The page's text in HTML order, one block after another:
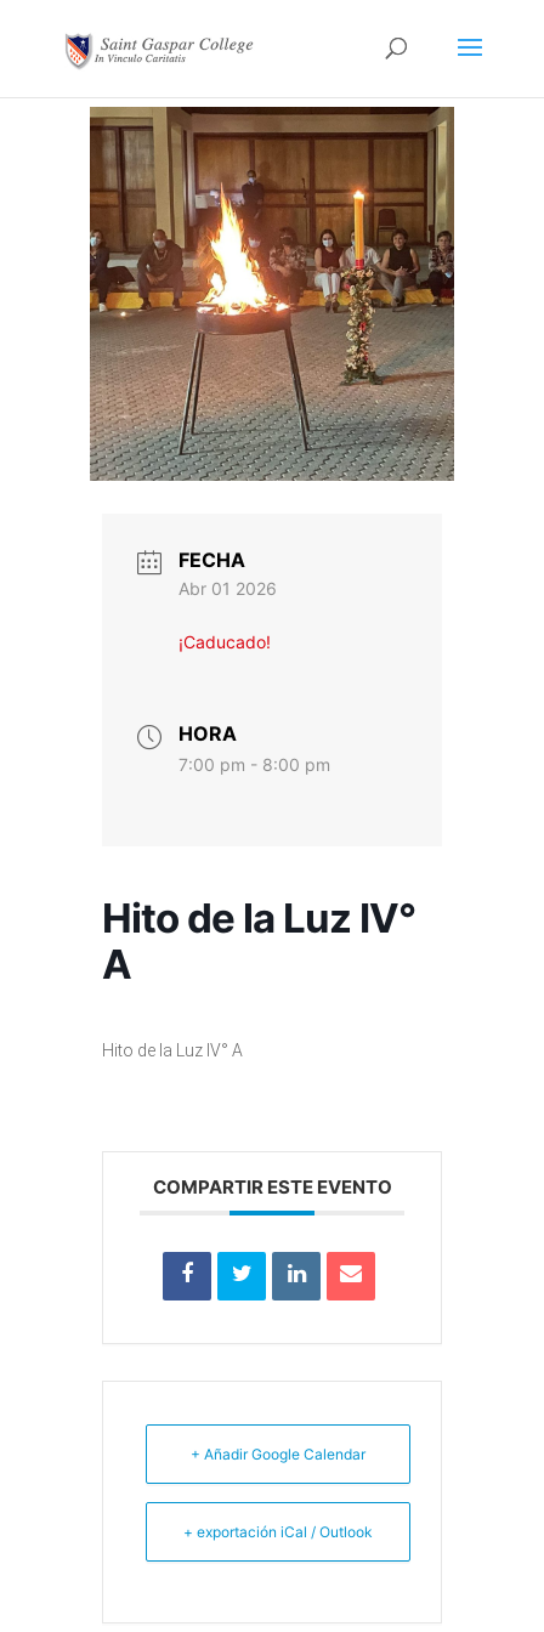
FECHA
Abr 01 2026
¡Caducado!
HORA
7:00 pm - 8:00 pm
Hito de la Luz IV°
A
Hito de la Luz IV° A
COMPARTIR ESTE EVENTO
+ Añadir Google Calendar
+ exportación iCal / Outlook